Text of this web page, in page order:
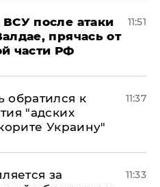
после атаки
прячась от
части РФ
11:51
обратился к
"адских
Украину"
11:37
за
11:33